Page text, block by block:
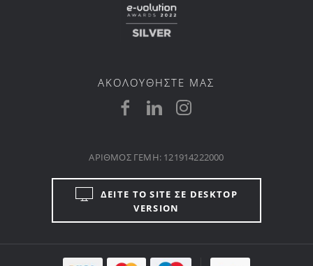
ΑΚΟΛΟΥΘΗΣΤΕ ΜΑΣ
ΔΕΙΤΕ ΤΟ SITE ΣΕ DESKTOP
VERSION
ΑΡΙΘΜΟΣ ΓΕΜΗ: 121914222000